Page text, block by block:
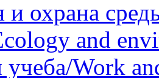
и охрана
and
учеба/Work